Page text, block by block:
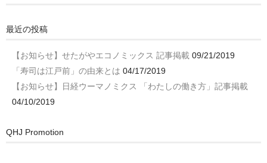
最近の投稿
【お知らせ】せたがやエコノミックス 記事掲載 09/21/2019
「寿司は江戸前」の由来とは 04/17/2019
【お知らせ】日経ウーマノミクス 「わたしの働き方」記事掲載
04/10/2019
QHJ Promotion